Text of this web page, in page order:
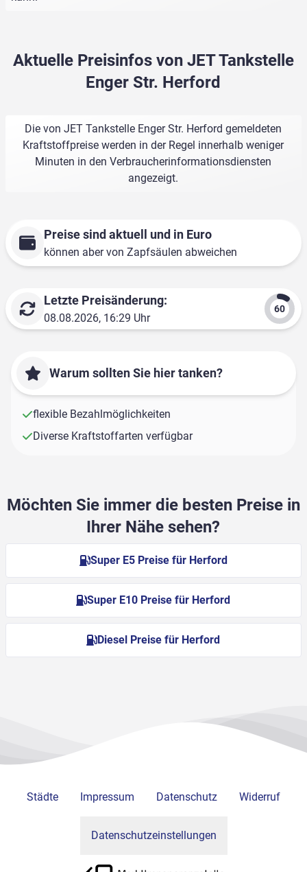
Aktuelle Preisinfos von JET Tankstelle
Enger Str. Herford
Die von JET Tankstelle Enger Str. Herford gemeldeten
Kraftstoffpreise werden in der Regel innerhalb weniger
Minuten in den Verbraucherinformationsdiensten
angezeigt.
Preise sind aktuell und in Euro
können aber von Zapfsäulen abweichen
Letzte Preisänderung:
08.08.2026, 16:29 Uhr
Warum sollten Sie hier tanken?
flexible Bezahlmöglichkeiten
Diverse Kraftstoffarten verfügbar
Möchten Sie immer die besten Preise in
Ihrer Nähe sehen?
Super E5 Preise für Herford
Super E10 Preise für Herford
Diesel Preise für Herford
Städte Impressum Datenschutz Widerruf
Datenschutzeinstellungen